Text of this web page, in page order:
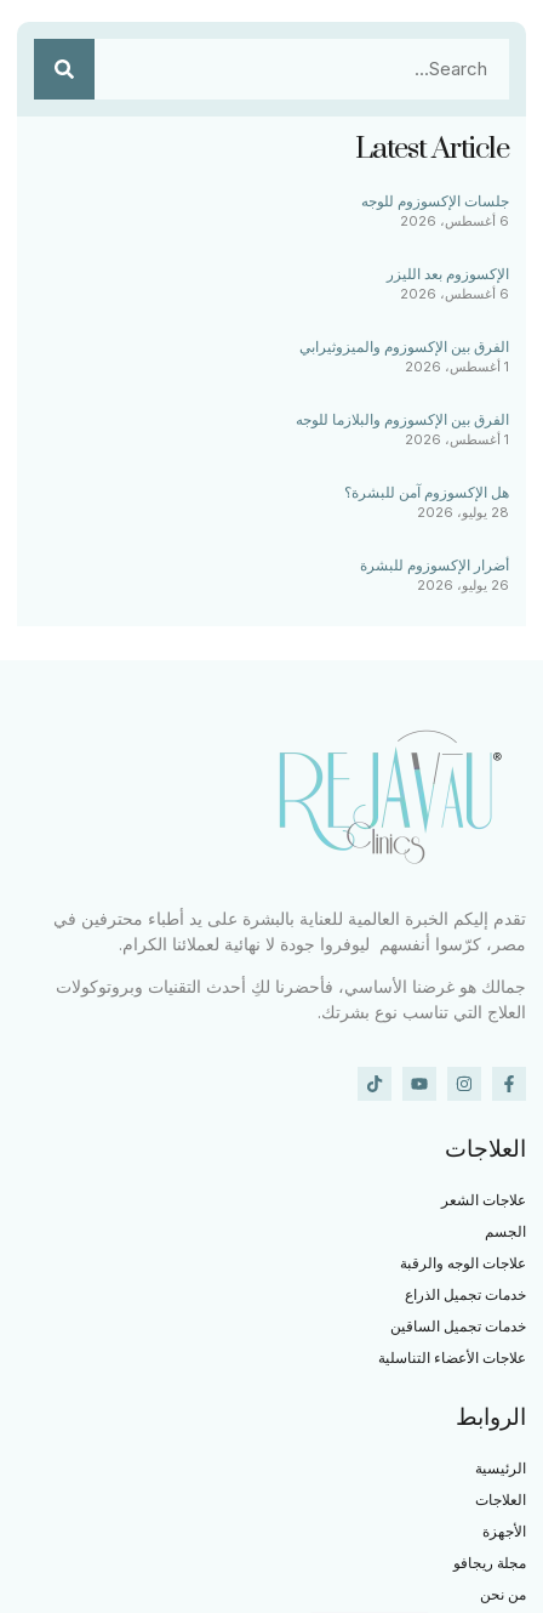
Latest Article
جلسات الإكسوزوم للوجه
6 أغسطس، 2026
الإكسوزوم بعد الليزر
6 أغسطس، 2026
الفرق بين الإكسوزوم والميزوثيرابي
1 أغسطس، 2026
الفرق بين الإكسوزوم والبلازما للوجه
1 أغسطس، 2026
هل الإكسوزوم آمن للبشرة؟
28 يوليو، 2026
أضرار الإكسوزوم للبشرة
26 يوليو، 2026
تقدم إليكم الخبرة العالمية للعناية بالبشرة على يد أطباء محترفين في
مصر، كرّسوا أنفسهم ليوفروا جودة لا نهائية لعملائنا الكرام.
جمالك هو غرضنا الأساسي، فأحضرنا لكِ أحدث التقنيات وبروتوكولات
العلاج التي تناسب نوع بشرتك.
العلاجات
علاجات الشعر
الجسم
علاجات الوجه والرقبة
خدمات تجميل الذراع
خدمات تجميل الساقين
علاجات الأعضاء التناسلية
الروابط
الرئيسية
العلاجات
الأجهزة
مجلة ريجافو
من نحن